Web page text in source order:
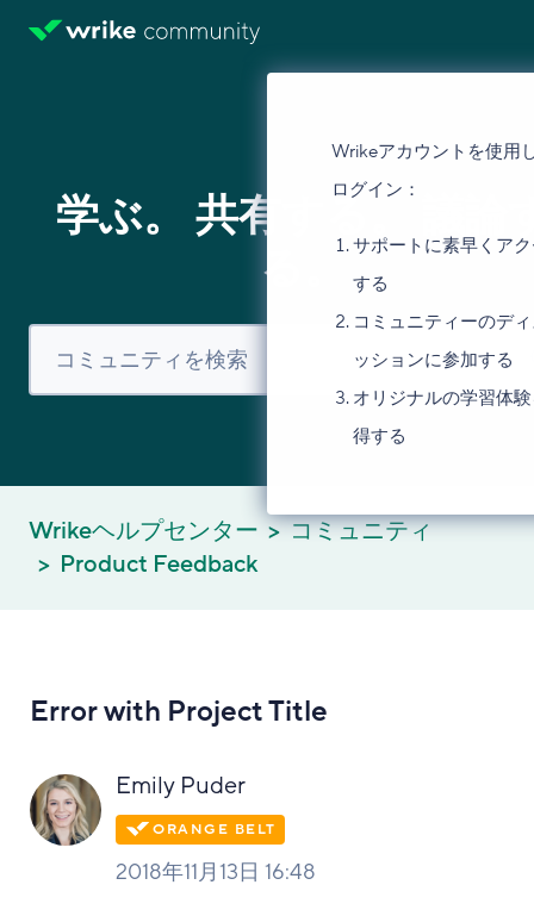
Wrikeアカウントを使用
ログイン：
サポートに素早くア
する
コミュニティーのデ
ッションに参加する
オリジナルの学習体
得する
学ぶ。 共有する。 議論
る。
Wrikeヘルプセンター
コミュニティ
Product Feedback
Error with Project Title
Emily Puder
2018年11月13日 16:48